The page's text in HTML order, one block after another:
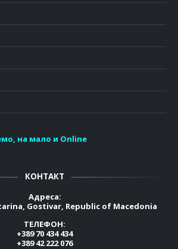
на мало и Online
КОНТАКТ
Адреса:
Gostivar, Republic of Macedonia
ТЕЛЕФОН:
+389 70 434 434
+389 42 222 076